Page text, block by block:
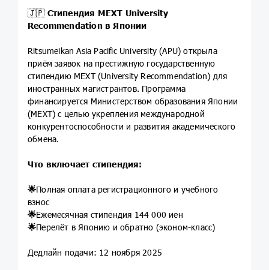
🇯🇵 Стипендия MEXT University
Recommendation в Японии
Ritsumeikan Asia Pacific University (APU) открыла
приём заявок на престижную государственную
стипендию MEXT (University Recommendation) для
иностранных магистрантов. Программа
финансируется Министерством образования Японии
(MEXT) с целью укрепления международной
конкурентоспособности и развития академического
обмена.
Что включает стипендия:
🌟Полная оплата регистрационного и учебного
взнос
🌟Ежемесячная стипендия 144 000 иен
🌟Перелёт в Японию и обратно (эконом-класс)
Дедлайн подачи: 12 ноября 2025